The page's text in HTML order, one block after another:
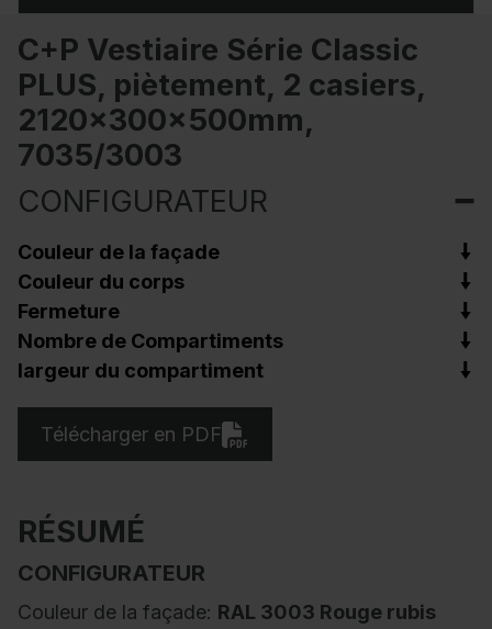
C+P Vestiaire Série Classic
PLUS, piètement, 2 casiers,
2120x300x500mm,
7035/3003
CONFIGURATEUR
Couleur de la façade
Couleur du corps
Fermeture
Nombre de Compartiments
largeur du compartiment
Télécharger en PDF
RÉSUMÉ
CONFIGURATEUR
Couleur de la façade: RAL 3003 Rouge rubis